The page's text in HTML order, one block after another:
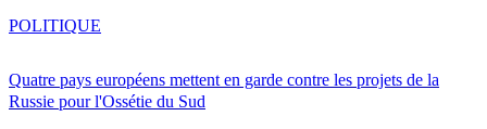
Quatre pays européens mettent en garde contre les projets de la
Russie pour l'Ossétie du Sud
POLITIQUE